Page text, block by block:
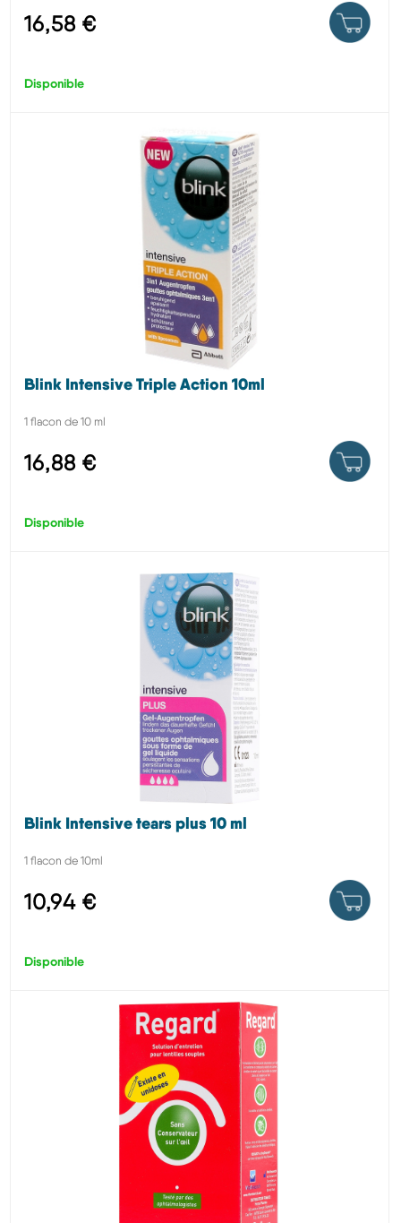
16,58 €
Disponible
Blink Intensive Triple Action 10ml
1 flacon de 10 ml
16,88 €
Disponible
Blink Intensive tears plus 10 ml
1 flacon de 10ml
10,94 €
Disponible